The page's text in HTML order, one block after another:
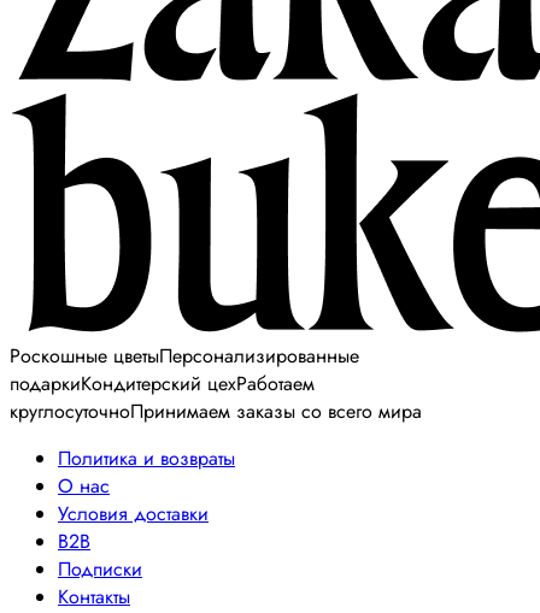
Роскошные цветыПерсонализированные
подаркиКондитерский цехРаботаем
круглосуточноПринимаем заказы со всего мира
Политика и возвраты
О нас
Условия доставки
B2B
Подписки
Контакты